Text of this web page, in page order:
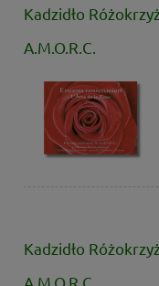
Kadzidło
A.M.O.R.C.
Kadzidło
A.M.O.R.C.